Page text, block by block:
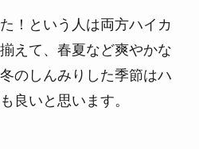
！という人は両方ハイカ
えて、春夏など爽やかな
のしんみりした季節はハ
良いと思います。